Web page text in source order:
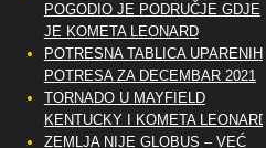
POGODIO JE PODRUČJE GDJE
JE KOMETA LEONARD
POTRESNA TABLICA UPARENIH
POTRESA ZA DECEMBAR 2021
TORNADO U MAYFIELD
KENTUCKY I KOMETA LEONARD
ZEMLJA NIJE GLOBUS – VEĆ